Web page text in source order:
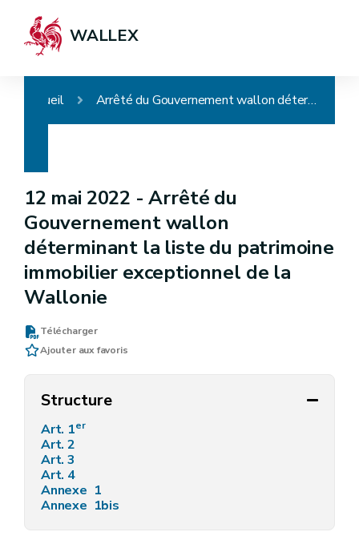
WALLEX
Accueil Arrêté du Gouvernement wallon déterminant la liste du patrimoine immobilier exceptionnel de la Wallonie
12 mai 2022 -Arrêté du
Gouvernement wallon
déterminant la liste du patrimoine
immobilier exceptionnel de la
Wallonie
Télécharger
Ajouter aux favoris
Structure
Art. 1er
Art. 2
Art. 3
Art. 4
Annexe 1
Annexe 1bis